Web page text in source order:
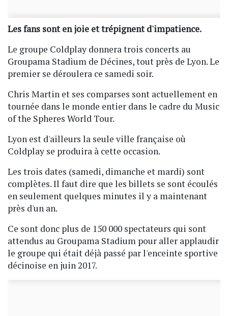
Les fans sont en joie et trépignent d'impatience.
Le groupe Coldplay donnera trois concerts au
Groupama Stadium de Décines, tout près de Lyon. Le
premier se déroulera ce samedi soir.
Chris Martin et ses comparses sont actuellement en
tournée dans le monde entier dans le cadre du Music
of the Spheres World Tour.
Lyon est d'ailleurs la seule ville française où
Coldplay se produira à cette occasion.
Les trois dates (samedi, dimanche et mardi) sont
complètes. Il faut dire que les billets se sont écoulés
en seulement quelques minutes il y a maintenant
près d'un an.
Ce sont donc plus de 150 000 spectateurs qui sont
attendus au Groupama Stadium pour aller applaudir
le groupe qui était déjà passé par l'enceinte sportive
décinoise en juin 2017.